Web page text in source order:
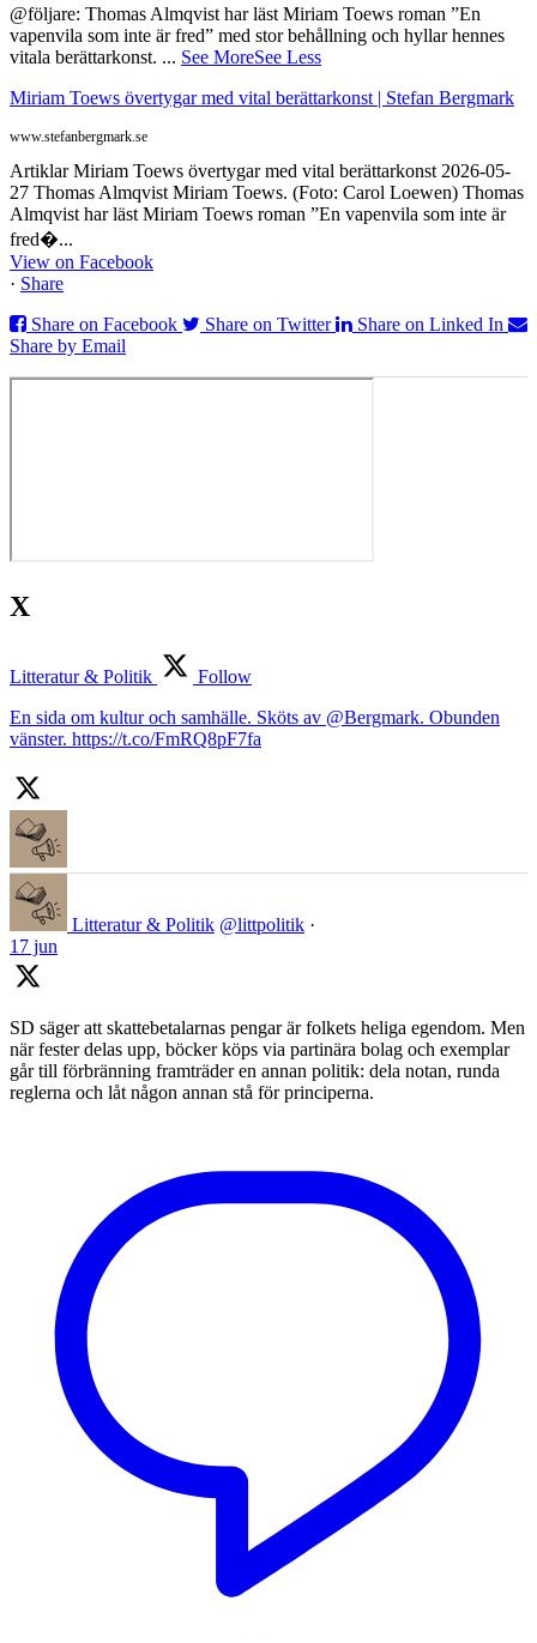
@följare: Thomas Almqvist har läst Miriam Toews roman ”En
vapenvila som inte är fred” med stor behållning och hyllar hennes
vitala berättarkonst. ... See MoreSee Less
Miriam Toews övertygar med vital berättarkonst | Stefan Bergmark
www.stefanbergmark.se
Artiklar Miriam Toews övertygar med vital berättarkonst 2026-05-
27 Thomas Almqvist Miriam Toews. (Foto: Carol Loewen) Thomas
Almqvist har läst Miriam Toews roman ”En vapenvila som inte är
fred�...
View on Facebook
· Share
Share on Facebook
Share on Twitter
Share on Linked In
Share by Email
X
Litteratur & Politik
Follow
En sida om kultur och samhälle. Sköts av @Bergmark. Obunden
vänster. https://t.co/FmRQ8pF7fa
Litteratur & Politik @littpolitik ·
17 jun
SD säger att skattebetalarnas pengar är folkets heliga egendom. Men
när fester delas upp, böcker köps via partinära bolag och exemplar
går till förbränning framträder en annan politik: dela notan, runda
reglerna och låt någon annan stå för principerna.